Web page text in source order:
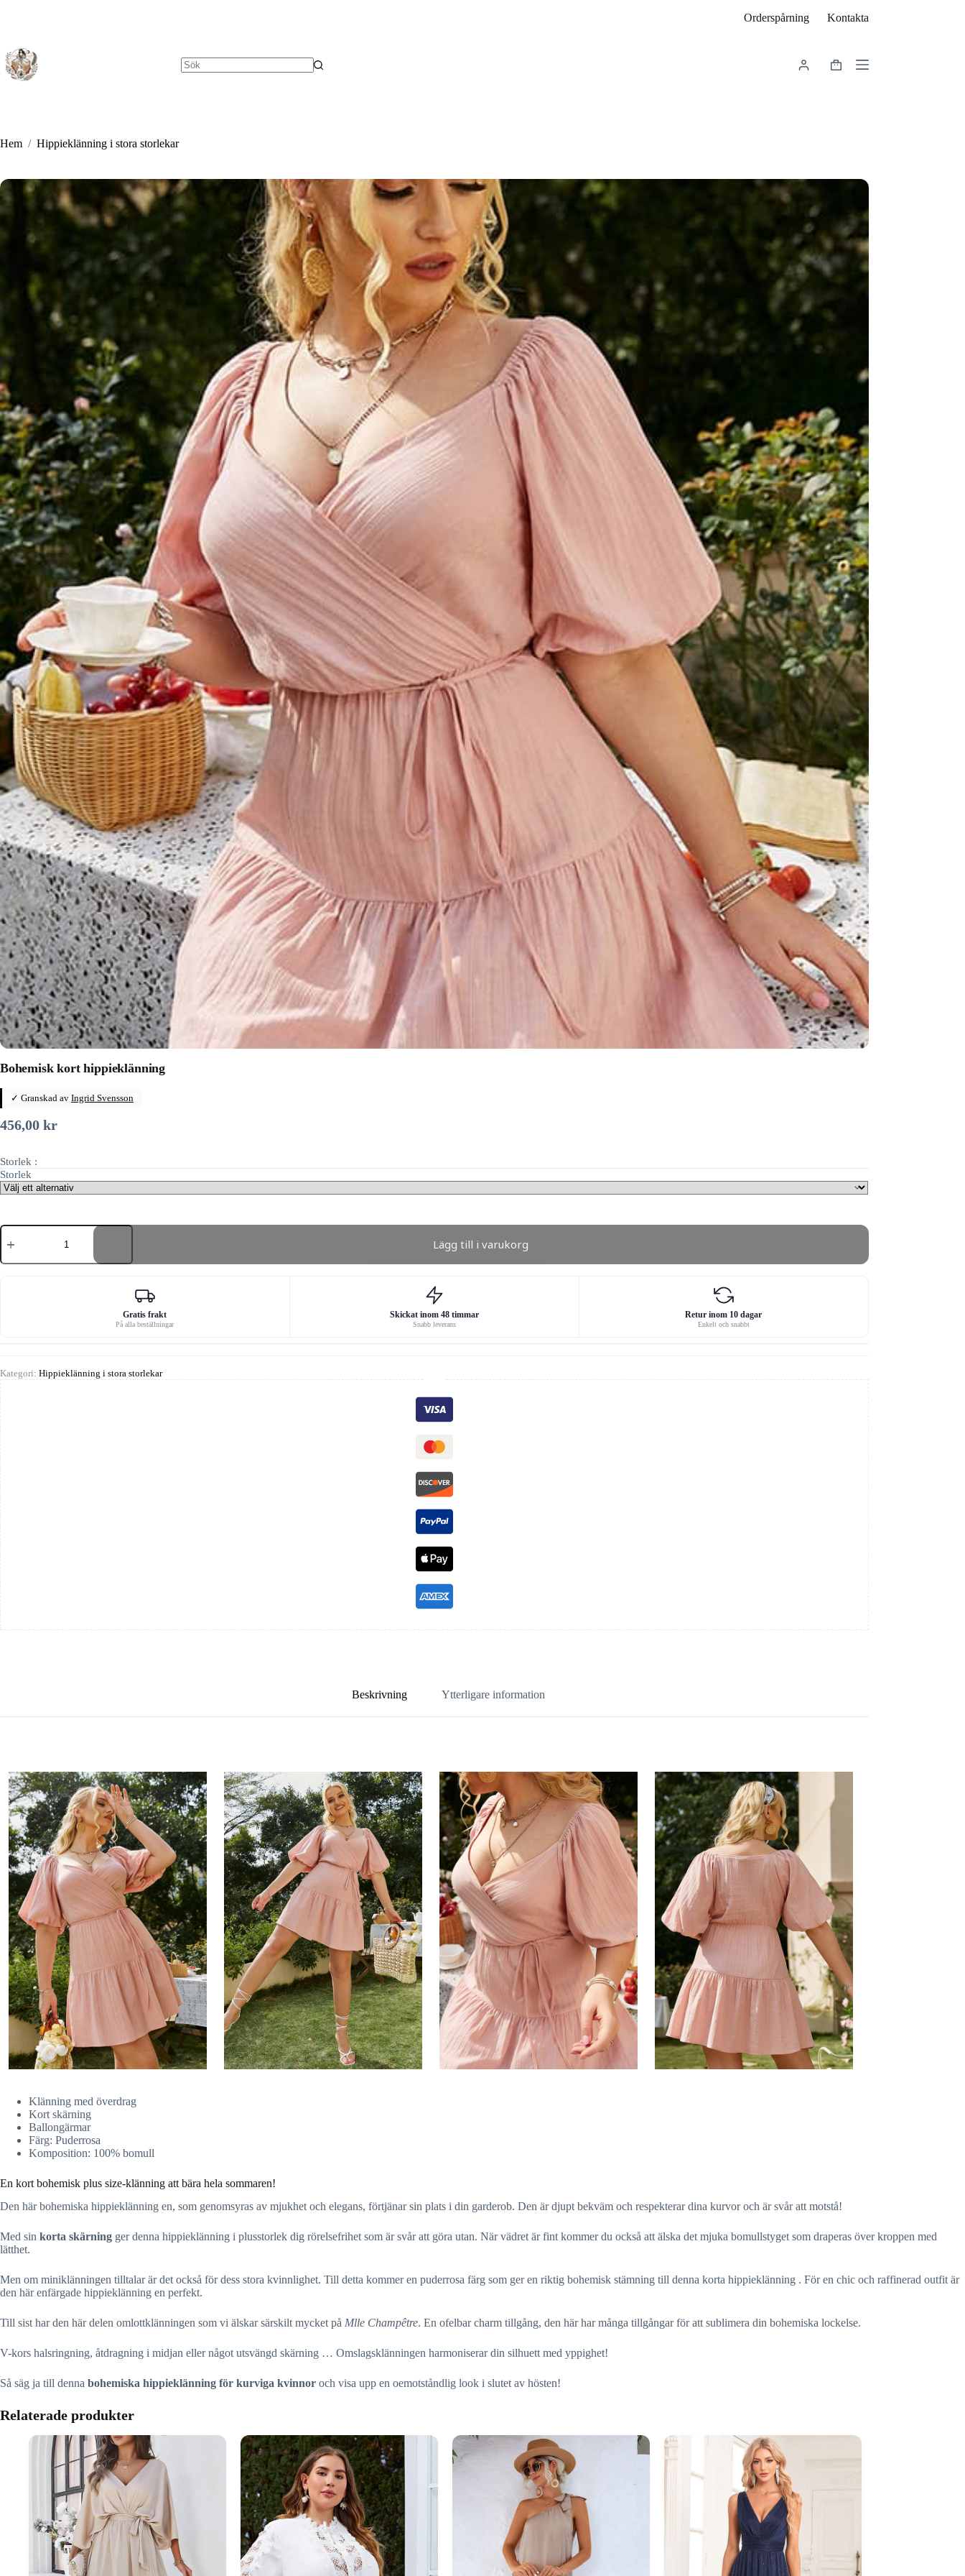
Orderspårning Kontakta
Varukorg
Hem / Hippieklänning i stora storlekar
Bohemisk kort hippieklänning
✓ Granskad av Ingrid Svensson
456,00 kr
Storlek :
Storlek
Bohemisk
kort
mängd
Lägg till i varukorg
Gratis frakt
På alla beställningar
Skickat inom 48 timmar
Snabb leverans
Retur inom 10 dagar
Enkelt och snabbt
Kategori: Hippieklänning i stora storlekar
Beskrivning Ytterligare information
Klänning med överdrag
Kort skärning
Ballongärmar
Färg: Puderrosa
Komposition: 100% bomull
En kort bohemisk plus size-klänning att bära hela sommaren!
Den här bohemiska hippieklänning en, som genomsyras av mjukhet och elegans, förtjänar sin plats i din garderob. Den är djupt bekväm och respekterar dina kurvor och är svår att motstå!
Med sin korta skärning ger denna hippieklänning i plusstorlek dig rörelsefrihet som är svår att göra utan. När vädret är fint kommer du också att älska det mjuka bomullstyget som draperas över kroppen med
lätthet.
Men om miniklänningen tilltalar är det också för dess stora kvinnlighet. Till detta kommer en puderrosa färg som ger en riktig bohemisk stämning till denna korta hippieklänning . För en chic och raffinerad outfit är
den här enfärgade hippieklänning en perfekt.
Till sist har den här delen omlottklänningen som vi älskar särskilt mycket på Mlle Champêtre. En ofelbar charm tillgång, den här har många tillgångar för att sublimera din bohemiska lockelse.
V-kors halsringning, åtdragning i midjan eller något utsvängd skärning … Omslagsklänningen harmoniserar din silhuett med yppighet!
Så säg ja till denna bohemiska hippieklänning för kurviga kvinnor och visa upp en oemotståndlig look i slutet av hösten!
Relaterade produkter